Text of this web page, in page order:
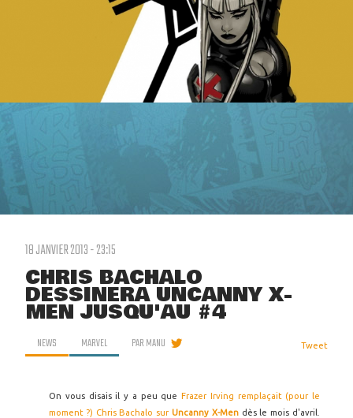
18 JANVIER 2013 - 23:15
CHRIS BACHALO
DESSINERA UNCANNY X-
MEN JUSQU'AU #4
NEWS MARVEL PARMANU Tweet
On vous disais il y a peu que Frazer Irving remplaçait (pour le
moment ?) Chris Bachalo sur Uncanny X-Mendès le mois d'avril.